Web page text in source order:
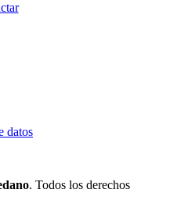
datos
. Todos los derechos